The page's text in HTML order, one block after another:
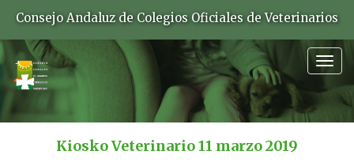
Consejo Andaluz de Colegios Oficiales de Veterinarios
Kiosko Veterinario 11 marzo 2019